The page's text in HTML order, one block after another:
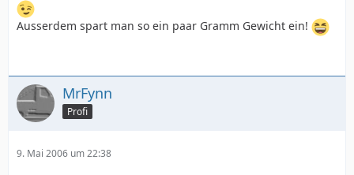
Ausserdem spart man so ein paar Gramm Gewicht ein!
MrFynn
Profi
9. Mai 2006 um 22:38